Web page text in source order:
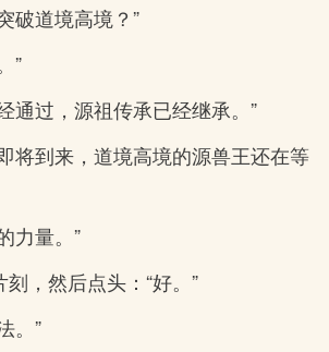
破道境高境？”
”
通过，源祖传承已经继承。”
将到来，道境高境的源兽王还在等
力量。”
，然后点头：“好。”
。”